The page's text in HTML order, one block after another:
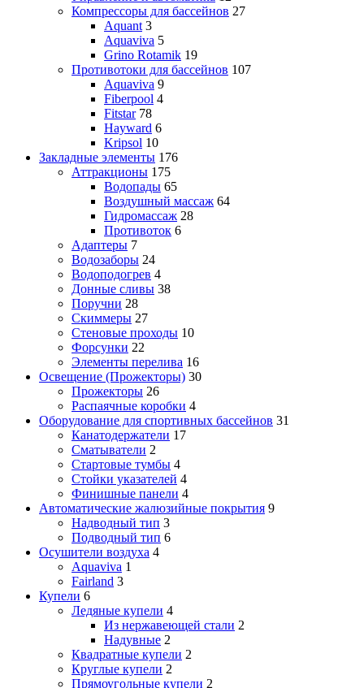
Компрессоры для бассейнов 27
Aquant 3
Aquaviva 5
Grino Rotamik 19
Противотоки для бассейнов 107
Aquaviva 9
Fiberpool 4
Fitstar 78
Hayward 6
Kripsol 10
Закладные элементы 176
Аттракционы 175
Водопады 65
Воздушный массаж 64
Гидромассаж 28
Противоток 6
Адаптеры 7
Водозаборы 24
Водоподогрев 4
Донные сливы 38
Поручни 28
Скиммеры 27
Стеновые проходы 10
Форсунки 22
Элементы перелива 16
Освещение (Прожекторы) 30
Прожекторы 26
Распаячные коробки 4
Оборудование для спортивных бассейнов 31
Канатодержатели 17
Сматыватели 2
Стартовые тумбы 4
Стойки указателей 4
Финишные панели 4
Автоматические жалюзийные покрытия 9
Надводный тип 3
Подводный тип 6
Осушители воздуха 4
Aquaviva 1
Fairland 3
Купели 6
Ледяные купели 4
Из нержавеющей стали 2
Надувные 2
Квадратные купели 2
Круглые купели 2
Прямоугольные купели 2